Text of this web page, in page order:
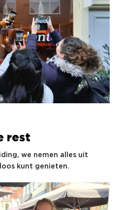
rest
we nemen alles uit
kunt genieten.